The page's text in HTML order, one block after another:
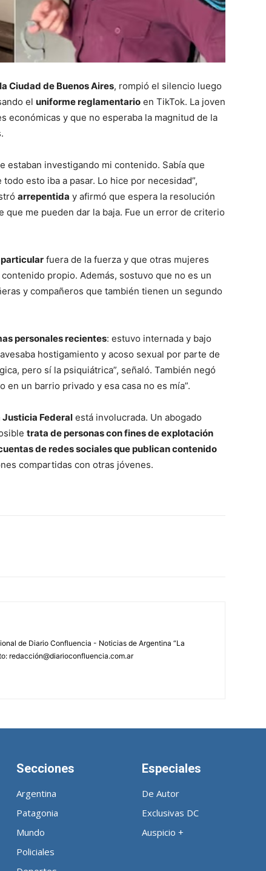
Argentina
Ciudad de Buenos Aires, rompió el silencio luego
el uniforme reglamentario en TikTok. La joven
económicas y que no esperaba la magnitud de la
estaban investigando mi contenido. Sabía que
esto iba a pasar. Lo hice por necesidad”,
arrepentida y afirmó que espera la resolución
me pueden dar la baja. Fue un error de criterio
fuera de la fuerza y que otras mujeres
propio. Además, sostuvo que no es un
y compañeros que también tienen un segundo
personales recientes: estuvo internada y bajo
hostigamiento y acoso sexual por parte de
pero sí la psiquiátrica”, señaló. También negó
un barrio privado y esa casa no es mía”.
Justicia Federal está involucrada. Un abogado
trata de personas con fines de explotación
de redes sociales que publican contenido
compartidas con otras jóvenes.
de Diario Confluencia - Noticias de Argentina “La
redacción@diarioconfluencia.com.ar
Secciones
Argentina
Patagonia
Mundo
Policiales
Especiales
De Autor
Exclusivas DC
Auspicio +